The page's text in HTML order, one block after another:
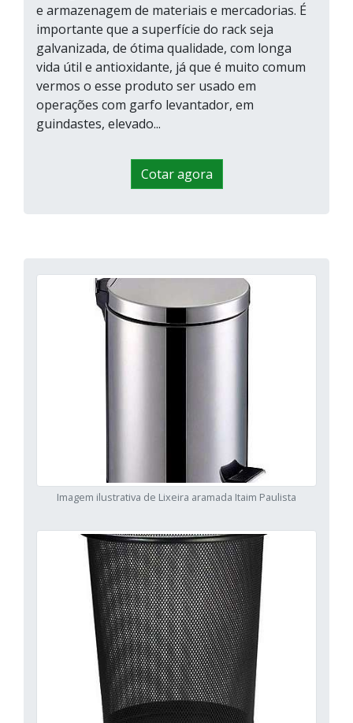
e armazenagem de materiais e mercadorias. É
importante que a superfície do rack seja
galvanizada, de ótima qualidade, com longa
vida útil e antioxidante, já que é muito comum
vermos o esse produto ser usado em
operações com garfo levantador, em
guindastes, elevado...
Cotar agora
Imagem ilustrativa de Lixeira aramada Itaim Paulista